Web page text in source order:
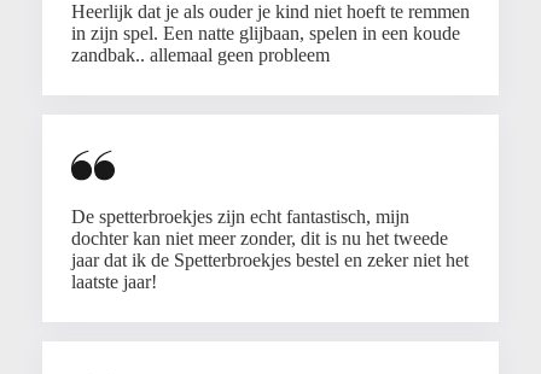
Heerlijk dat je als ouder je kind niet hoeft te remmen
in zijn spel. Een natte glijbaan, spelen in een koude
zandbak.. allemaal geen probleem
De spetterbroekjes zijn echt fantastisch, mijn
dochter kan niet meer zonder, dit is nu het tweede
jaar dat ik de Spetterbroekjes bestel en zeker niet het
laatste jaar!